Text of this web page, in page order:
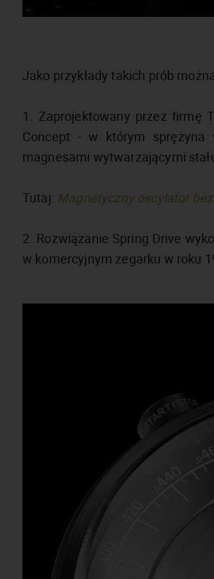
Jako przykłady takich prób
1. Zaprojektowany przez firmę
Concept - w którym sprężyna
magnesami wytwarzającymi
Tutaj: Magnetyczny oscylator
2. Rozwiązanie Spring Drive
w komercyjnym zegarku w roku